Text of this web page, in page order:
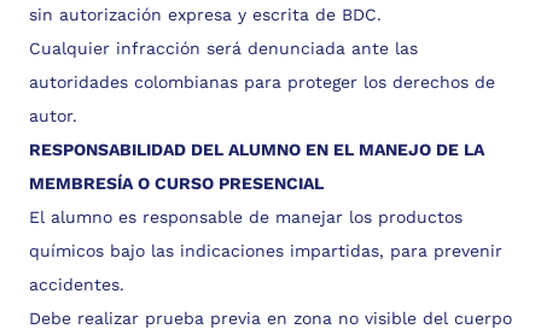
sin autorización expresa y escrita de BDC.
Cualquier infracción será denunciada ante las
autoridades colombianas para proteger los derechos de
autor.
RESPONSABILIDAD DEL ALUMNO EN EL MANEJO DE LA
MEMBRESÍA O CURSO PRESENCIAL
El alumno es responsable de manejar los productos
químicos bajo las indicaciones impartidas, para prevenir
accidentes.
Debe realizar prueba previa en zona no visible del cuerpo